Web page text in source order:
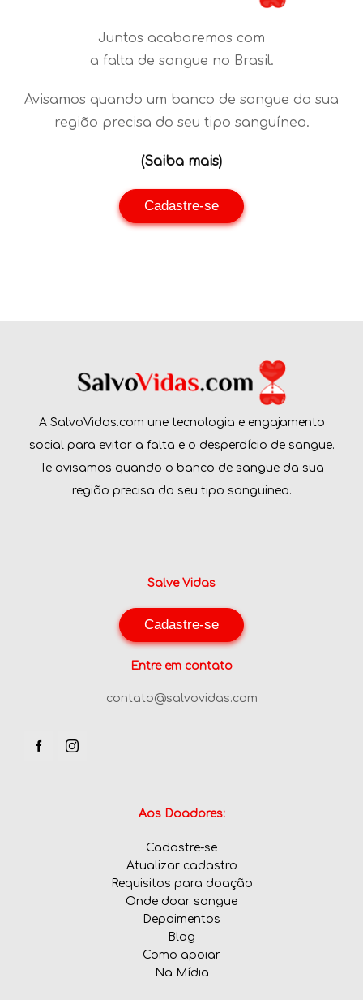
Juntos acabaremos com
a falta de sangue no Brasil.
Avisamos quando um banco de sangue da sua
região precisa do seu tipo sanguíneo.
(Saiba mais)
Cadastre-se
A SalvoVidas.com une tecnologia e engajamento
social para evitar a falta e o desperdício de sangue.
Te avisamos quando o banco de sangue da sua
região precisa do seu tipo sanguineo.
Salve Vidas
Cadastre-se
Entre em contato
contato@salvovidas.com
Aos Doadores:
Cadastre-se
Atualizar cadastro
Requisitos para doação
Onde doar sangue
Depoimentos
Blog
Como apoiar
Na Mídia